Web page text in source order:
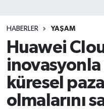
HABERLER YAŞAM
Huawei
küresel
olmalarını
Teknoloji
TRABZON
TRABZONSPOR